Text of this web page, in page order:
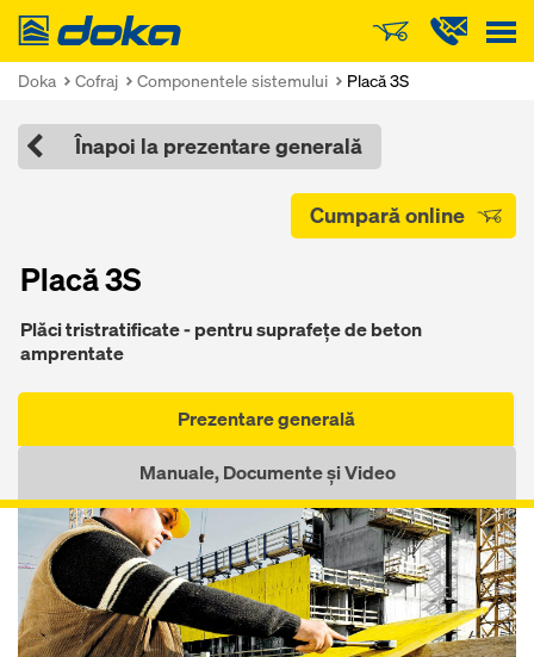
Doka
Doka Cofraj Componentele sistemului Placă 3S
Înapoi la prezentare generală
Cumpară online
Placă 3S
Plăci tristratificate - pentru suprafeţe de beton
amprentate
Prezentare generală
Manuale, Documente și Video